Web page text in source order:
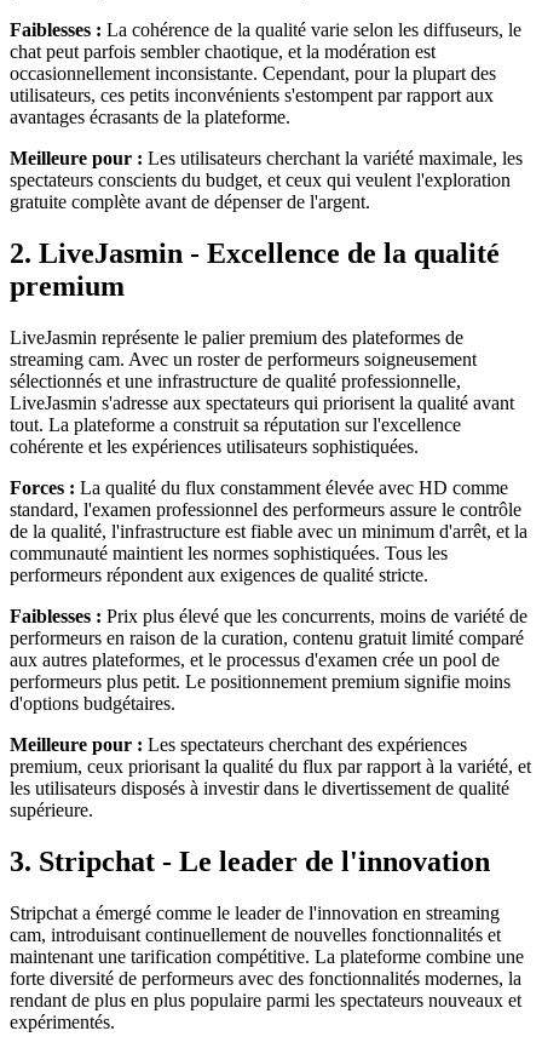
Faiblesses : La cohérence de la qualité varie selon les diffuseurs, le
chat peut parfois sembler chaotique, et la modération est
occasionnellement inconsistante. Cependant, pour la plupart des
utilisateurs, ces petits inconvénients s'estompent par rapport aux
avantages écrasants de la plateforme.
Meilleure pour : Les utilisateurs cherchant la variété maximale, les
spectateurs conscients du budget, et ceux qui veulent l'exploration
gratuite complète avant de dépenser de l'argent.
2. LiveJasmin - Excellence de la qualité
premium
LiveJasmin représente le palier premium des plateformes de
streaming cam. Avec un roster de performeurs soigneusement
sélectionnés et une infrastructure de qualité professionnelle,
LiveJasmin s'adresse aux spectateurs qui priorisent la qualité avant
tout. La plateforme a construit sa réputation sur l'excellence
cohérente et les expériences utilisateurs sophistiquées.
Forces : La qualité du flux constamment élevée avec HD comme
standard, l'examen professionnel des performeurs assure le contrôle
de la qualité, l'infrastructure est fiable avec un minimum d'arrêt, et la
communauté maintient les normes sophistiquées. Tous les
performeurs répondent aux exigences de qualité stricte.
Faiblesses : Prix plus élevé que les concurrents, moins de variété de
performeurs en raison de la curation, contenu gratuit limité comparé
aux autres plateformes, et le processus d'examen crée un pool de
performeurs plus petit. Le positionnement premium signifie moins
d'options budgétaires.
Meilleure pour : Les spectateurs cherchant des expériences
premium, ceux priorisant la qualité du flux par rapport à la variété, et
les utilisateurs disposés à investir dans le divertissement de qualité
supérieure.
3. Stripchat - Le leader de l'innovation
Stripchat a émergé comme le leader de l'innovation en streaming
cam, introduisant continuellement de nouvelles fonctionnalités et
maintenant une tarification compétitive. La plateforme combine une
forte diversité de performeurs avec des fonctionnalités modernes, la
rendant de plus en plus populaire parmi les spectateurs nouveaux et
expérimentés.